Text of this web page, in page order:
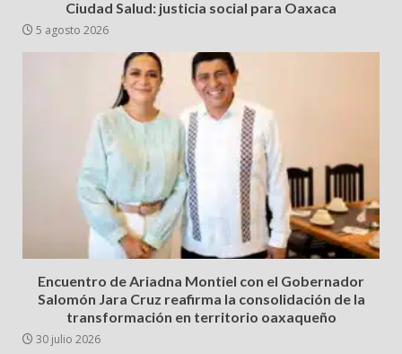
Ciudad Salud: justicia social para Oaxaca
5 agosto 2026
Encuentro de Ariadna Montiel con el Gobernador
Salomón Jara Cruz reafirma la consolidación de la
transformación en territorio oaxaqueño
30 julio 2026